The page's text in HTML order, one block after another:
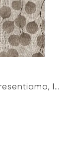
Fra le svariate proposte che presentiamo, la WPC 404 TRAME COLLECTION conferirà un tocco di stile e design alle pareti della tua casa.